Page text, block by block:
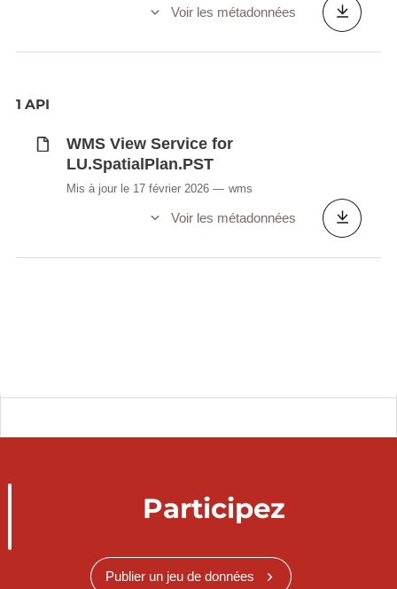
Voir les métadonnées
1 API
WMS View Service for
LU.SpatialPlan.PST
Mis à jour le 17 février 2026 wms
Voir les métadonnées
Participez
Publier un jeu de données